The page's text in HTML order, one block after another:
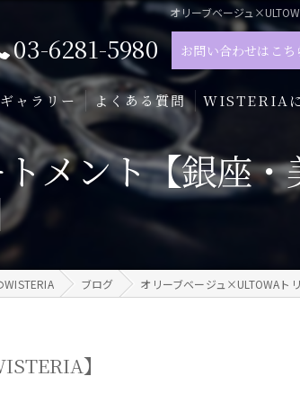
オリーブベージュ
03-6281-5980 お問い合わせはこち
ギャラリー よくある質問 WISTERIA
髪質改善
メンズ
メント【銀座
ブログ オリーブベージュ×ULTOWAト
】